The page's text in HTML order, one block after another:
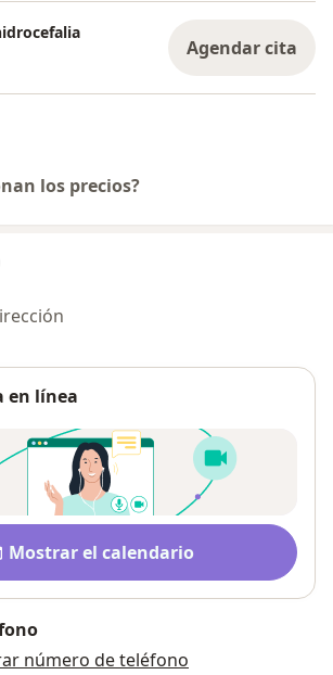
Agendar cita
los precios?
en línea
Mostrar el calendario
número de teléfono